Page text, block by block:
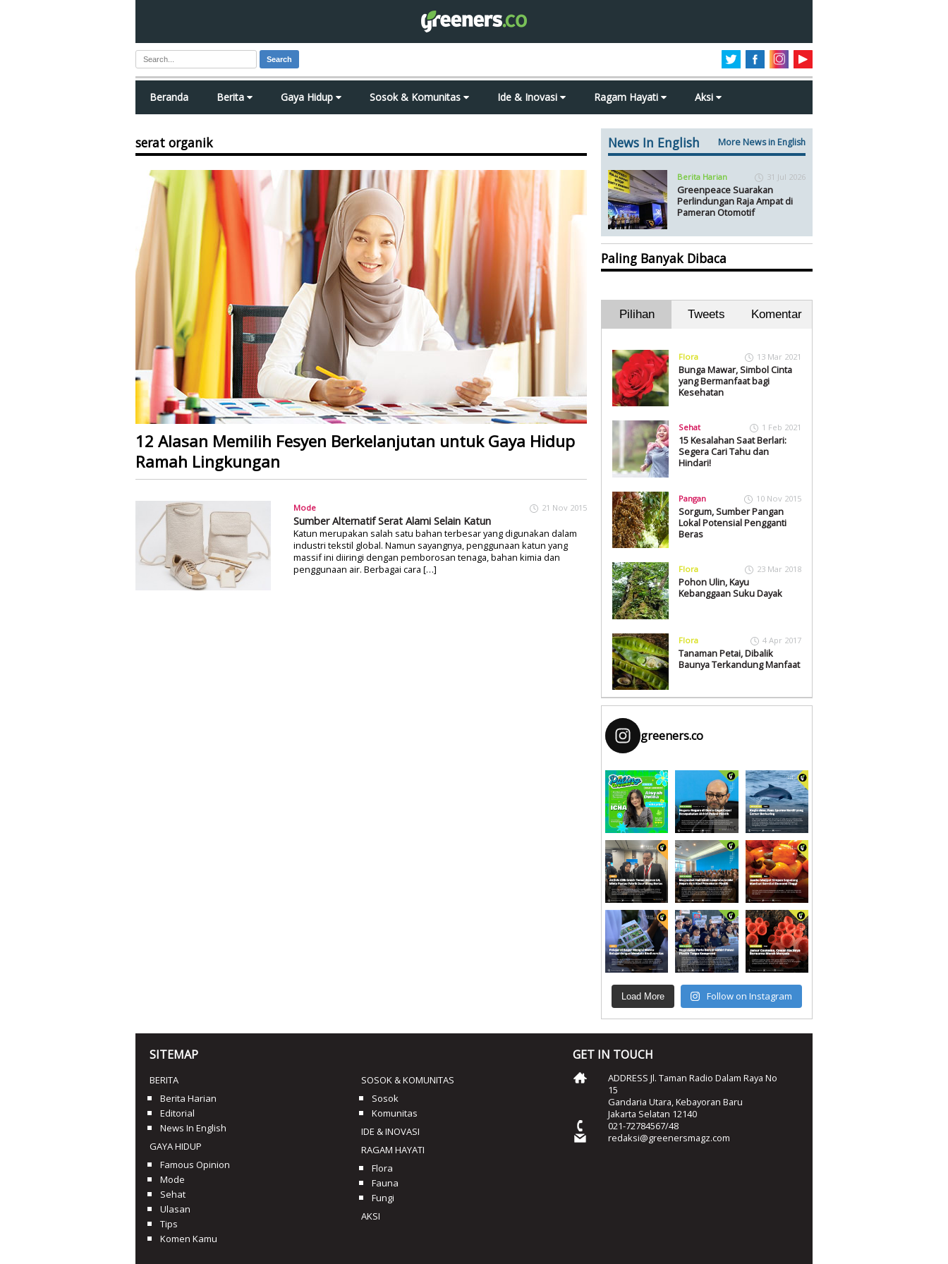
Search
Beranda Berita Gaya Hidup Sosok & Komunitas Ide & Inovasi Ragam Hayati Aksi
serat organik
12 Alasan Memilih Fesyen Berkelanjutan untuk Gaya Hidup
Ramah Lingkungan
Mode 21 Nov 2015
Sumber Alternatif Serat Alami Selain Katun
Katun merupakan salah satu bahan terbesar yang digunakan dalam
industri tekstil global. Namun sayangnya, penggunaan katun yang
massif ini diiringi dengan pemborosan tenaga, bahan kimia dan
penggunaan air. Berbagai cara […]
News In English More News in English
Berita Harian 31 Jul 2026
Greenpeace Suarakan
Perlindungan Raja Ampat di
Pameran Otomotif
Paling Banyak Dibaca
Pilihan Tweets Komentar
Flora 13 Mar 2021
Bunga Mawar, Simbol Cinta
yang Bermanfaat bagi
Kesehatan
Sehat 1 Feb 2021
15 Kesalahan Saat Berlari:
Segera Cari Tahu dan
Hindari!
Pangan 10 Nov 2015
Sorgum, Sumber Pangan
Lokal Potensial Pengganti
Beras
Flora 23 Mar 2018
Pohon Ulin, Kayu
Kebanggaan Suku Dayak
Flora 4 Apr 2017
Tanaman Petai, Dibalik
Baunya Terkandung Manfaat
greeners.co
Load More Follow on Instagram
SITEMAP
BERITA
Berita Harian
Editorial
News In English
GAYA HIDUP
Famous Opinion
Mode
Sehat
Ulasan
Tips
Komen Kamu
SOSOK & KOMUNITAS
Sosok
Komunitas
IDE & INOVASI
RAGAM HAYATI
Flora
Fauna
Fungi
AKSI
GET IN TOUCH
ADDRESS Jl. Taman Radio Dalam Raya No
15
Gandaria Utara, Kebayoran Baru
Jakarta Selatan 12140
021-72784567/48
redaksi@greenersmagz.com